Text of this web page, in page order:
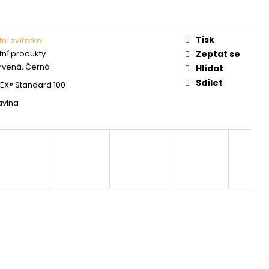
zvířátka
produkty
Černá
Standard 100
Tisk
Zeptat se
Hlídat
Sdílet